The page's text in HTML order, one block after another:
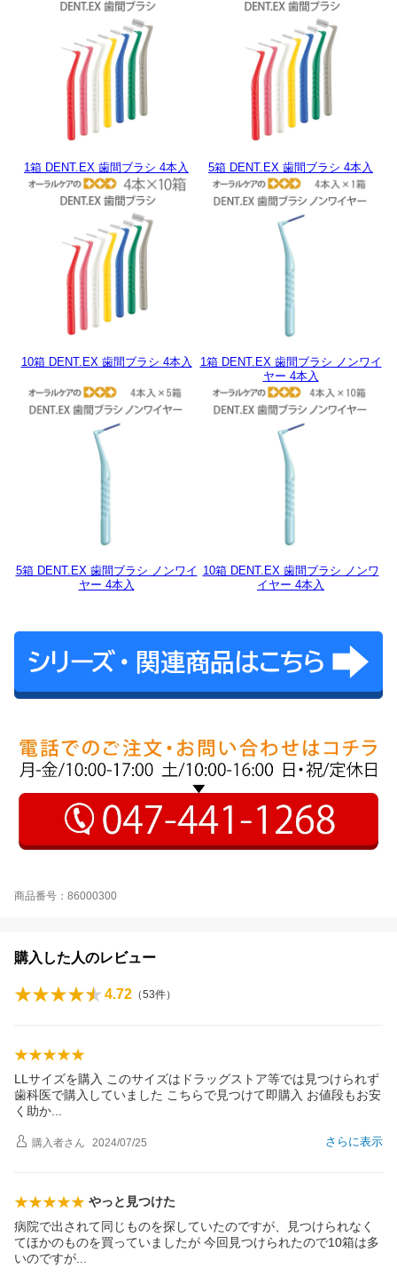
1箱 DENT.EX 歯間ブラシ 4本入 5箱 DENT.EX 歯間ブラシ 4本入
10箱 DENT.EX 歯間ブラシ 4本入
1箱 DENT.EX 歯間ブラシ ノンワイ
ヤー 4本入
5箱 DENT.EX 歯間ブラシ ノンワイ
ヤー 4本入
10箱 DENT.EX 歯間ブラシ ノンワ
イヤー 4本入
商品番号：86000300
購入した人のレビュー
4.72 （53件）
LLサイズを購入 このサイズはドラッグストア等では見つけられず
歯科医で購入していました こちらで見つけて即購入 お値段もお安
く助か
さらに表示
購入者さん 2024/07/25
やっと見つけた
病院で出されて同じものを探していたのですが、見つけられなく
てほかのものを買っていましたが 今回見つけられたので10箱は多
いのですが